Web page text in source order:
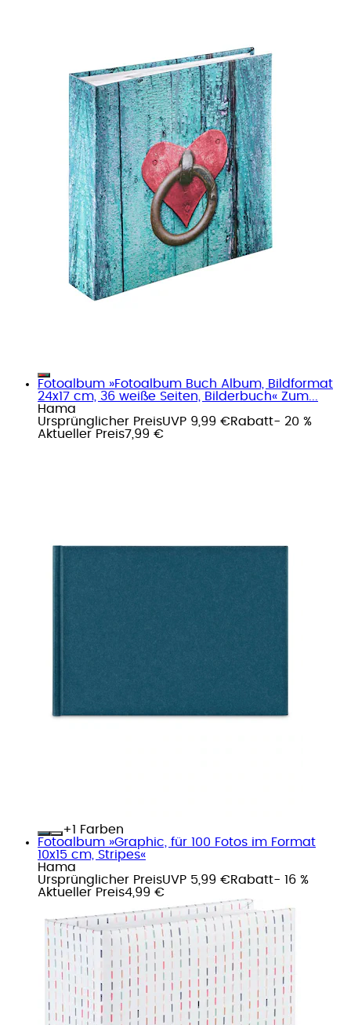
Fotoalbum »Fotoalbum Buch Album, Bildformat
24x17 cm, 36 weiße Seiten, Bilderbuch« Zum...
Hama
Ursprünglicher PreisUVP 9,99 €Rabatt- 20 %
Aktueller Preis7,99 €
+
Farben
Fotoalbum »Graphic, für 100 Fotos im Format
10x15 cm, Stripes«
Hama
Ursprünglicher PreisUVP 5,99 €Rabatt- 16 %
Aktueller Preis4,99 €